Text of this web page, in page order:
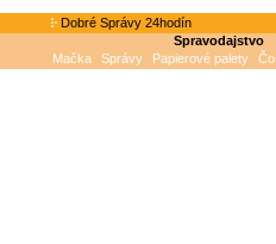
Dobré Správy 24hodín
Spravodajstvo
Mačka
Správy Papierové palety